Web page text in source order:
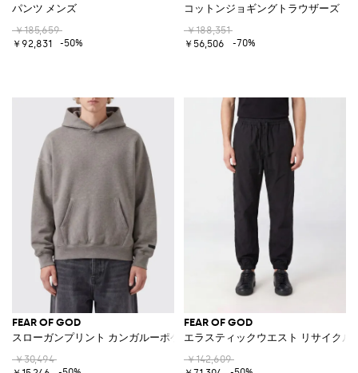
パンツ メンズ
￥185,659
￥92,831
-50%
コットンジョギングトラウザーズ
￥188,351
￥56,506
-70%
FEAR OF GOD
スローガンプリント カンガルーポケット コットンブレンドフーディ
￥30,494
FEAR OF GOD
エラスティックウエスト リサイクル
￥142,609